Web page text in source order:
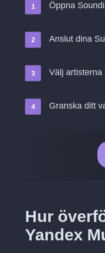
Öppna
Anslut dina
Välj
Granska ditt
Hur
Yandex